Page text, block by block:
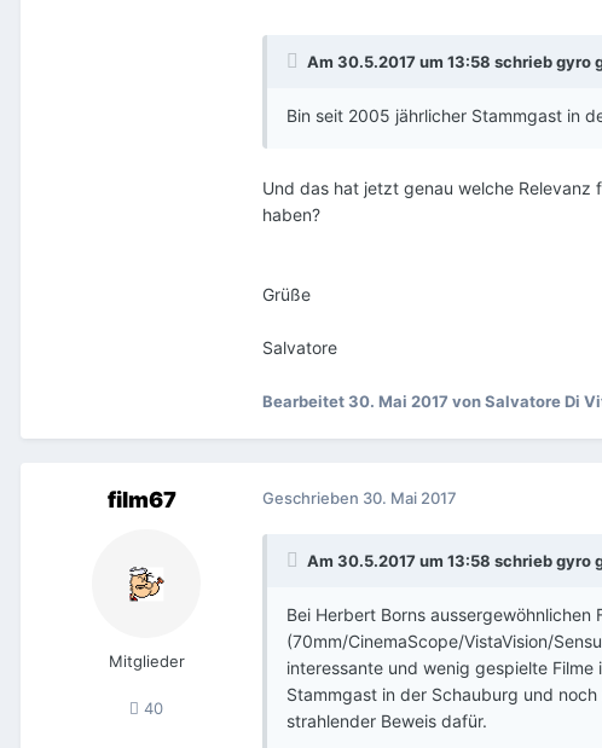
Am 30.5.2017 um 13:58 schriebgyro
Bin seit 2005 jährlicher Stammgast in
Und das hat jetzt genau welche
haben?
Grüße
Salvatore
Bearbeitet30. Mai 2017 von Salvatore Di
film67
Mitglieder
40
Geschrieben 30. Mai 2017
Am 30.5.2017 um 13:58 schriebgyro
Bei Herbert Borns aussergewöhnlichen
(70mm/CinemaScope/VistaVision/
interessante und wenig gespielte
Stammgast in der Schauburg und
strahlender Beweis dafür.